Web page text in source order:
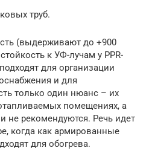
труб.
(выдерживают до +900
к УФ-лучам у PPR-
для организации
и для
только один нюанс – их
помещениях, а
не рекомендуются. Речь идет
когда как армированные
для обогрева.